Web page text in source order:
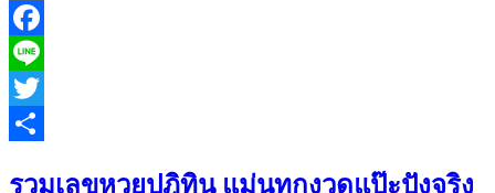
Facebook
Line
Twitter
รวมเลขหวยปฎิทิน แม่นทุกงวดแป๊ะปังจริง